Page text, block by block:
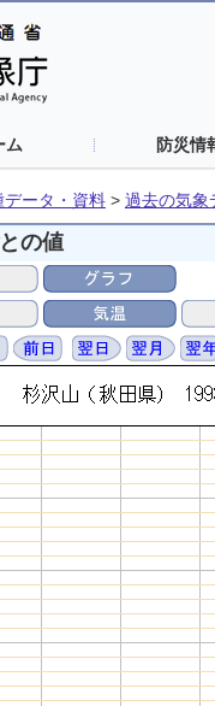
ム 防災情
データ・資料 > 過去の気象
の値